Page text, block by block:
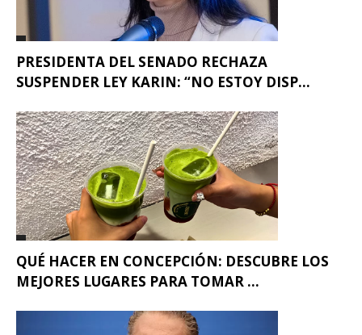
PRESIDENTA DEL SENADO RECHAZA
SUSPENDER LEY KARIN: “NO ESTOY DISP...
QUÉ HACER EN CONCEPCIÓN: DESCUBRE LOS
MEJORES LUGARES PARA TOMAR ...